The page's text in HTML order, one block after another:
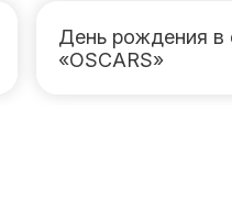
День рождения в
«OSCARS»